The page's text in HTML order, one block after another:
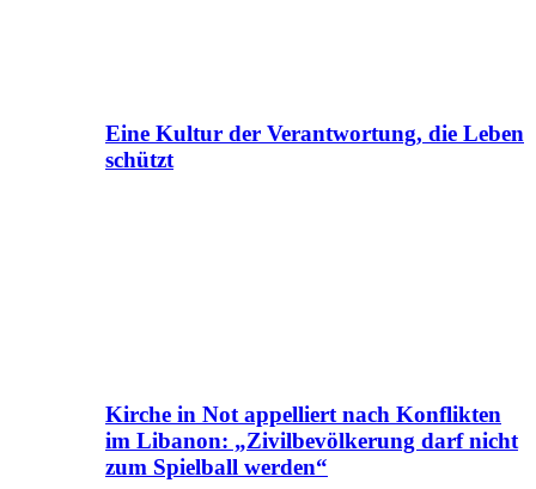
Eine Kultur der Verantwortung, die Leben
schützt
Kirche in Not appelliert nach Konflikten
im Libanon: „Zivilbevölkerung darf nicht
zum Spielball werden“